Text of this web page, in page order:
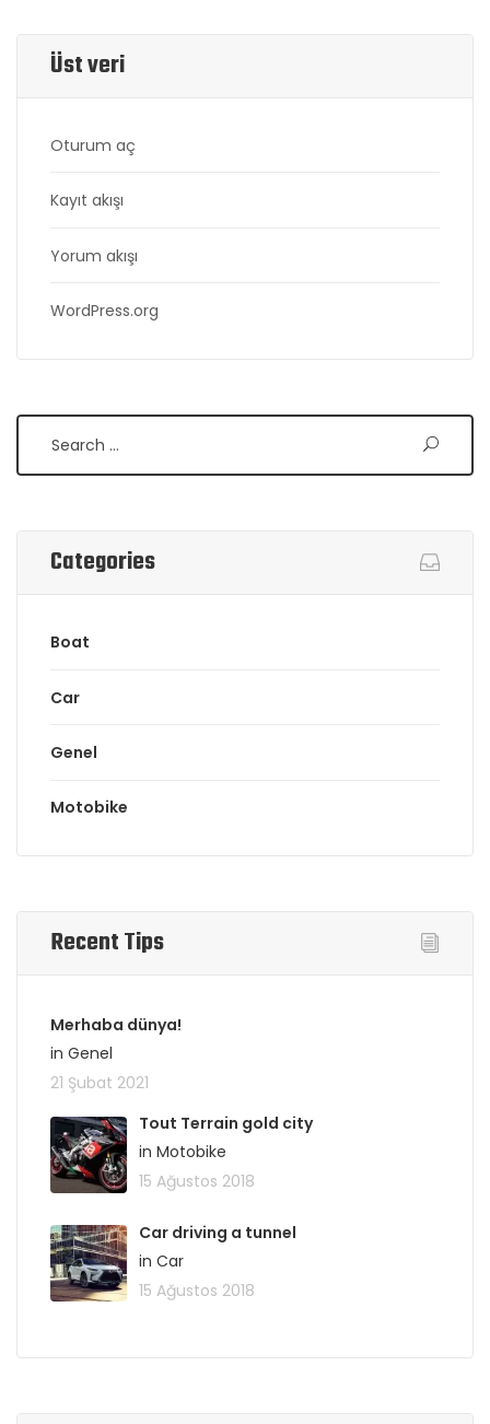
Üst veri
Oturum aç
Kayıt akışı
Yorum akışı
WordPress.org
Categories
Boat
Car
Genel
Motobike
Recent Tips
Merhaba dünya!
in Genel
21 Şubat 2021
Tout Terrain gold city
in Motobike
15 Ağustos 2018
Car driving a tunnel
in Car
15 Ağustos 2018